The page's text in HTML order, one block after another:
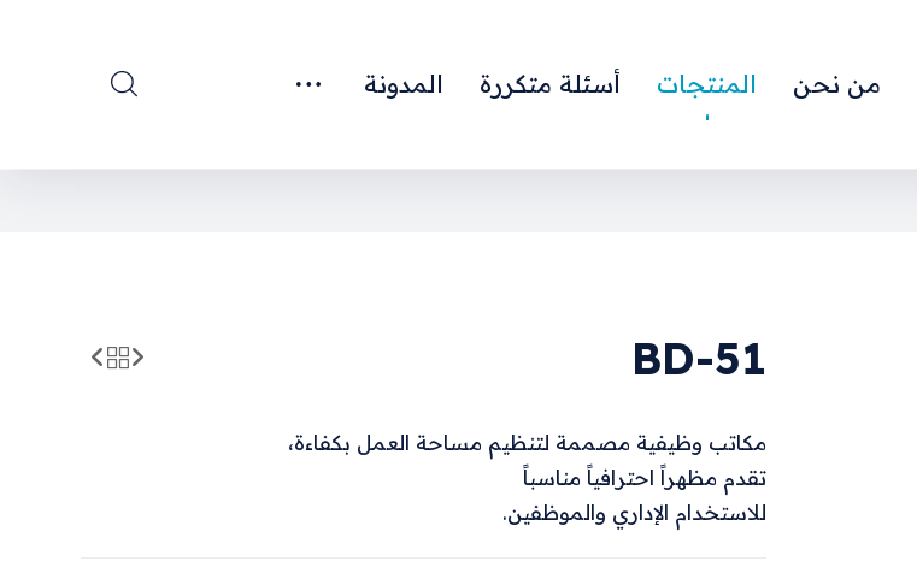
من نحن المنتجات أسئلة متكررة المدونة
BD-51
مكاتب وظيفية مصممة لتنظيم مساحة العمل بكفاءة،
تقدم مظهراً احترافياً مناسباً
للاستخدام الإداري والموظفين.